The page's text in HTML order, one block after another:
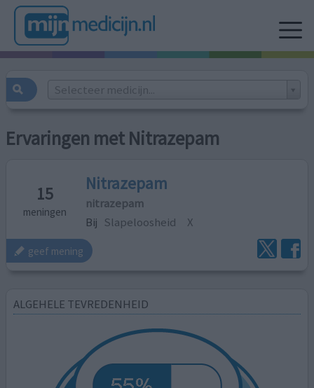
Selecteer medicijn...
Ervaringen met Nitrazepam
15
meningen
Nitrazepam
nitrazepam
Bij Slapeloosheid X
geef mening
ALGEHELE TEVREDENHEID